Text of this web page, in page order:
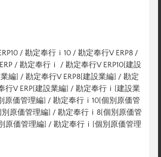
/ 勘定奉行ｉ10 / 勘定奉行V ERP8 /
/ 勘定奉行ｉ / 勘定奉行V ERP10[建設
編] / 勘定奉行V ERP8[建設業編] / 勘定
行V ERP[建設業編] / 勘定奉行ｉ[建設業
原価管理編] / 勘定奉行ｉ10[個別原価管
別原価管理編] / 勘定奉行ｉ8[個別原価管
原価管理編] / 勘定奉行ｉ[個別原価管理